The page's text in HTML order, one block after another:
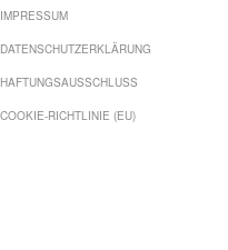
IMPRESSUM
DATENSCHUTZERKLÄRUNG
HAFTUNGSAUSSCHLUSS
COOKIE-RICHTLINIE (EU)